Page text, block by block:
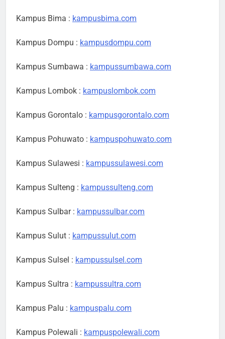
Kampus Bima : kampusbima.com
Kampus Dompu : kampusdompu.com
Kampus Sumbawa : kampussumbawa.com
Kampus Lombok : kampuslombok.com
Kampus Gorontalo : kampusgorontalo.com
Kampus Pohuwato : kampuspohuwato.com
Kampus Sulawesi : kampussulawesi.com
Kampus Sulteng : kampussulteng.com
Kampus Sulbar : kampussulbar.com
Kampus Sulut : kampussulut.com
Kampus Sulsel : kampussulsel.com
Kampus Sultra : kampussultra.com
Kampus Palu : kampuspalu.com
Kampus Polewali : kampuspolewali.com